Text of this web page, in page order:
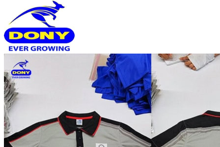
Trang chủ